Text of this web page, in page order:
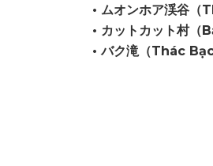
• ムオンホア渓谷
• カットカット村（
• バク滝（Thác Bạc